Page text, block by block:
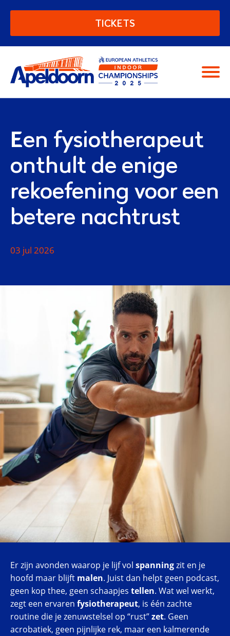
European Athletics Indoor
TICKETS
Een fysiotherapeut
onthult de enige
rekoefening voor een
betere nachtrust
03 jul 2026
Er zijn avonden waarop je lijf vol spanningzit en je
hoofd maar blijft malen. Juist dan helpt geen podcast,
geen kop thee, geen schaapjes tellen. Wat wel werkt,
zegt een ervaren fysiotherapeut, is één zachte
routine die je zenuwstelsel op “rust”zet. Geen
acrobatiek, geen pijnlijke rek, maar een kalmerende